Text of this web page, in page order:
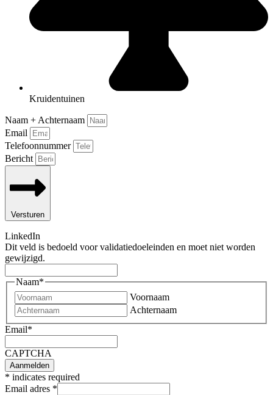
Kruidentuinen
Naam + Achternaam
Email
Telefoonnummer
Bericht
Versturen
LinkedIn
Dit veld is bedoeld voor validatiedoeleinden en moet niet worden
gewijzigd.
Naam*
Voornaam
Achternaam
Email*
CAPTCHA
* indicates required
Email adres *